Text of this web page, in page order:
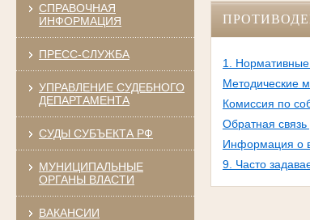
СПРАВОЧНАЯ
ИНФОРМАЦИЯ
ПРЕСС-СЛУЖБА
УПРАВЛЕНИЕ СУДЕБНОГО
ДЕПАРТАМЕНТА
СУДЫ СУБЪЕКТА РФ
МУНИЦИПАЛЬНЫЕ
ОРГАНЫ ВЛАСТИ
ВАКАНСИИ
1.
Методические
Комиссия по
Обратная
Информация о
9. Часто